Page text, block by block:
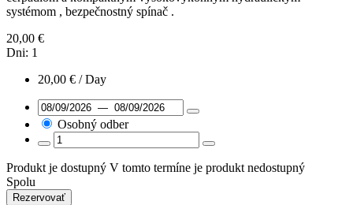
systémom , bezpečnostný spínač .
20,00 €
Dni: 1
20,00 € / Day
Osobný odber
Produkt je dostupný V tomto termíne je produkt nedostupný
Spolu
Rezervovať